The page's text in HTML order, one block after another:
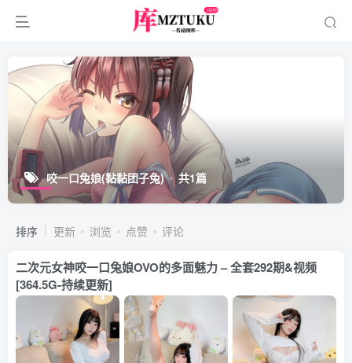
咬一口兔娘(黏黏团子兔) 共1篇
排序 更新 浏览 点赞 评论
二次元女神咬一口兔娘OVO的多面魅力 – 全套292期&视频
[364.5G-持续更新]